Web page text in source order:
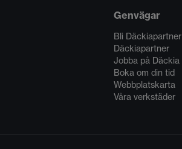
Genvägar
Bli Däckiapartner
Däckiapartner
Jobba på Däckia
Boka om din tid
Webbplatskarta
Våra verkstäder